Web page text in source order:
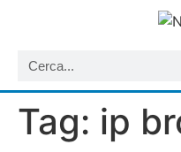
Tag: ip